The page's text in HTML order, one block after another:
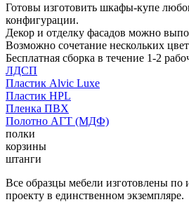
Готовы изготовить шкафы-купе
конфигурации.
Декор и отделку фасадов можно
Возможно сочетание нескольких
Бесплатная сборка в течение 1-2
ЛДСП
Пластик Alvic Luxe
Пластик HPL
Пленка ПВХ
Полотно АГТ (МДФ)
полки
корзины
штанги
Все образцы мебели изготовлены по
проекту в единственном экземпляре.